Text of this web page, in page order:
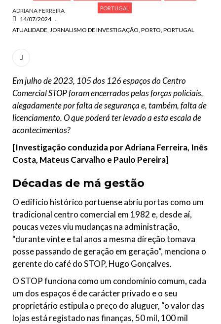
PORTUGAL
ADRIANA FERREIRA
14/07/2024
ATUALIDADE JORNALISMO DE INVESTIGAÇÃO PORTO PORTUGAL
Em julho de 2023, 105 dos 126 espaços do Centro
Comercial STOP foram encerrados pelas forças policiais,
alegadamente por falta de segurança e, também, falta de
licenciamento. O que poderá ter levado a esta escala de
acontecimentos?
[Investigação conduzida por Adriana Ferreira, Inês
Costa, Mateus Carvalho e Paulo Pereira]
Décadas de má gestão
O edifício histórico portuense abriu portas como um
tradicional centro comercial em 1982 e, desde aí,
poucas vezes viu mudanças na administração,
“durante vinte e tal anos a mesma direção tomava
posse passando de geração em geração”, menciona o
gerente do café do STOP, Hugo Gonçalves.
O STOP funciona como um condomínio comum, cada
um dos espaços é de carácter privado e o seu
proprietário estipula o preço do aluguer, “o valor das
lojas está registado nas finanças, 50 mil, 100 mil